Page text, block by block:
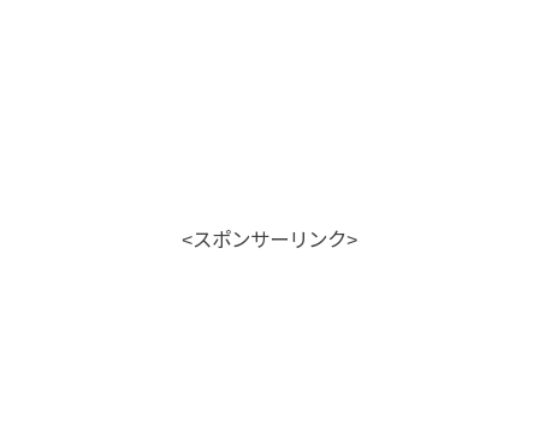
<スポンサーリンク>